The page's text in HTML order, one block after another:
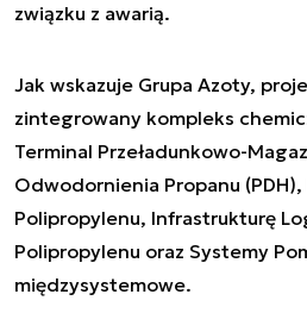
związku z awarią.
Jak wskazuje Grupa Azoty,
zintegrowany kompleks
Terminal Przeładunkowo-
Odwodornienia Propanu
Polipropylenu, Infrastrukturę
Polipropylenu oraz Systemy
międzysystemowe.